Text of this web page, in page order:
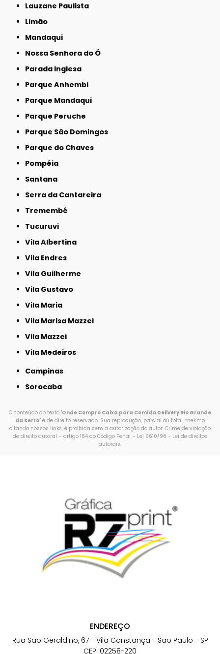
Lauzane Paulista
Limão
Mandaqui
Nossa Senhora do Ó
Parada Inglesa
Parque Anhembi
Parque Mandaqui
Parque Peruche
Parque São Domingos
Parque do Chaves
Pompéia
Santana
Serra da Cantareira
Tremembé
Tucuruvi
Vila Albertina
Vila Endres
Vila Guilherme
Vila Gustavo
Vila Maria
Vila Marisa Mazzei
Vila Mazzei
Vila Medeiros
Campinas
Sorocaba
O conteúdo do texto "Onde Compro Caixa para Comida Delivery Rio Grande
da Serra" é de direito reservado. Sua reprodução, parcial ou total, mesmo
citando nossos links, é proibida sem a autorização do autor. Crime de violação
de direito autoral – artigo 184 do Código Penal – Lei 9610/98 - Lei de direitos
autorais.
ENDEREÇO
Rua São Geraldino, 67 - Vila Constança - São Paulo - SP
CEP: 02258-220